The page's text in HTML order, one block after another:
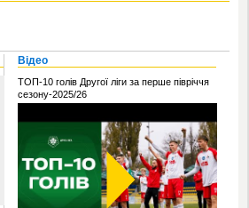
Відео
ТОП-10 голів Другої ліги за перше півріччя
сезону-2025/26